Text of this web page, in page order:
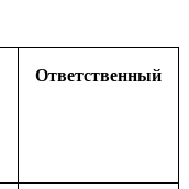
Ответственный